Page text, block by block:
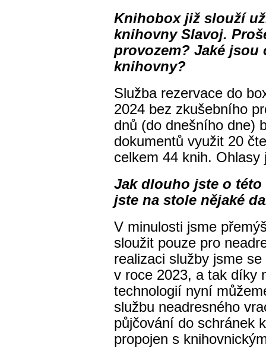
Knihobox již slouží
knihovny Slavoj.
provozem? Jaké jsou
knihovny?
Služba rezervace do
2024 bez zkušebního
dnů (do dnešního dne)
dokumentů využit 20
celkem 44 knih.
Jak dlouho jste o této
jste na stole nějaké
V minulosti jsme
sloužit pouze pro
realizaci služby jsme
v roce 2023, a tak díky
technologií nyní
službu neadresného
půjčování do schránek
propojen s